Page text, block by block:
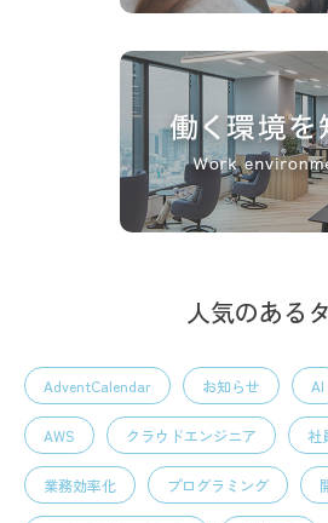
人気のある
AdventCalendar お知らせ AI
AWS クラウドエンジニア 社
業務効率化 プログラミング